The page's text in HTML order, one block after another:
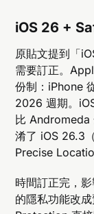
iOS 26 +
原貼文提到「
需要訂正。
份制：iPhone
2026 週期。
比 Andromeda
淆了 iOS 26.3
Precise
時間訂正完，
的隱私功能改